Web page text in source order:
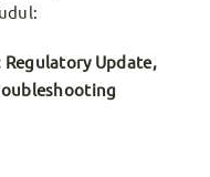
Update,